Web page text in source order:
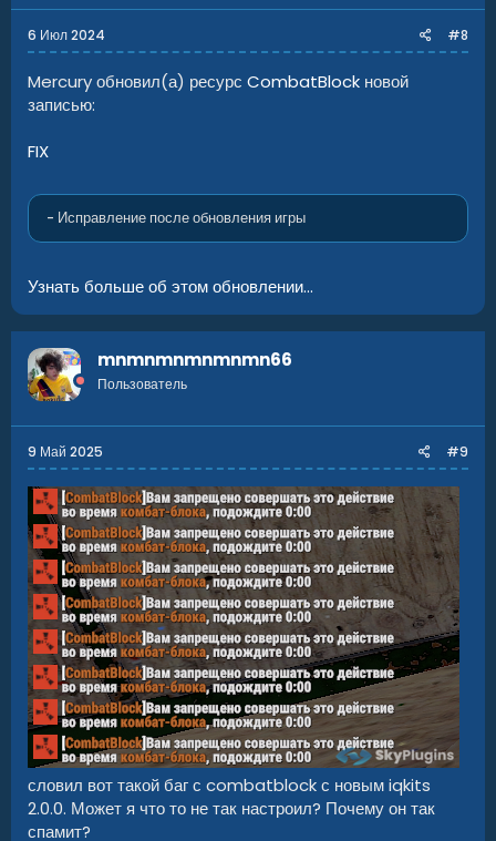
6 Июл 2024 #8
Mercury обновил(а) ресурс CombatBlock новой
записью:
FIX
- Исправление после обновления игры
Узнать больше об этом обновлении...
mnmnmnmnmnmn66
Пользователь
9 Май 2025 #9
словил вот такой баг с combatblock с новым iqkits
2.0.0. Может я что то не так настроил? Почему он так
спамит?